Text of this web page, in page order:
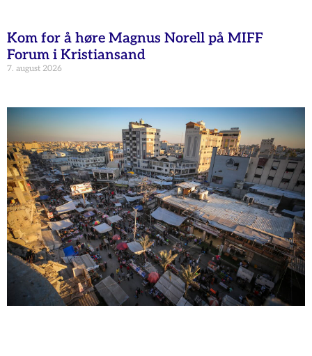
Kom for å høre Magnus Norell på MIFF
Forum i Kristiansand
7. august 2026